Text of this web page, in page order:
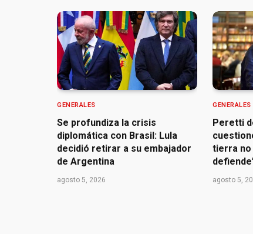
GENERALES
Se profundiza la crisis
diplomática con Brasil: Lula
decidió retirar a su embajador
de Argentina
agosto 5, 2026
GENERALES
Peretti
tierra no
agosto 5,